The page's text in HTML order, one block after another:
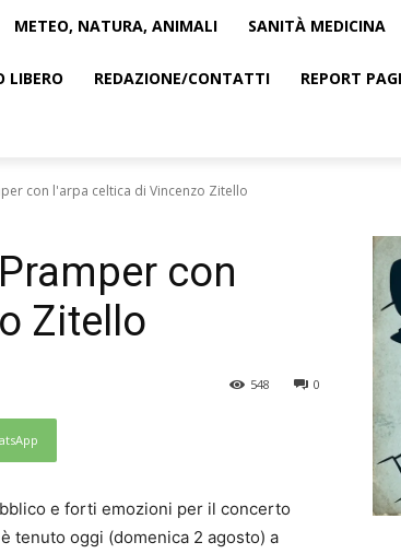
METEO, NATURA, ANIMALI SANITÀ MEDICINA
LIBERO REDAZIONE/CONTATTI REPORT
con l'arpa celtica di Vincenzo Zitello
con
Zitello
0
548
e forti emozioni per il concerto
tenuto oggi (domenica 2 agosto) a